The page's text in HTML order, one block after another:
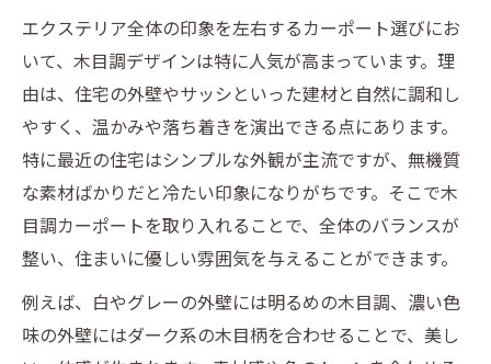
エクステリア全体の印象を左右するカーポート選びにお
いて、木目調デザインは特に人気が高まっています。理
由は、住宅の外壁やサッシといった建材と自然に調和し
やすく、温かみや落ち着きを演出できる点にあります。
特に最近の住宅はシンプルな外観が主流ですが、無機質
な素材ばかりだと冷たい印象になりがちです。そこで木
目調カーポートを取り入れることで、全体のバランスが
整い、住まいに優しい雰囲気を与えることができます。
例えば、白やグレーの外壁には明るめの木目調、濃い色
味の外壁にはダーク系の木目柄を合わせることで、美し